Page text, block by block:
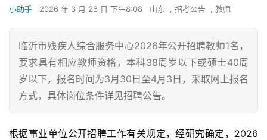
小助手 2026 年 3 月 26 日 下午8:08 山东 , 招考公告 , 教师
临沂市残疾人综合服务中心2026年公开招聘教师1名，
要求具有相应教师资格，本科38周岁以下或硕士40周
岁以下，报名时间为3月30日至4月3日，采取网上报名
方式，具体岗位条件详见招聘公告。
根据事业单位公开招聘工作有关规定，经研究确定，2026